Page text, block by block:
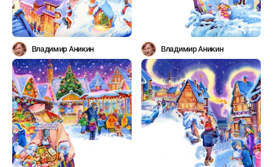
Владимир Аникин Владимир Аникин